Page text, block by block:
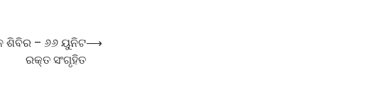
ଶିବିର – ୬୬ ୟୁନିଟ
ରକ୍ତ ସଂଗୃହିତ
⟶